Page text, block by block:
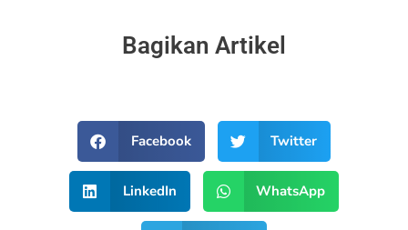
Bagikan Artikel
Facebook Twitter
LinkedIn WhatsApp